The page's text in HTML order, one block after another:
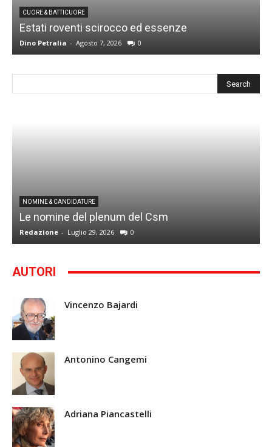
CUORE & BATTICUORE
Estati roventi scirocco ed essenze
Dino Petralia - Agosto 7, 2026 0
NOMINE & CANDIDATURE
Le nomine del plenum del Csm
Redazione - Luglio 29, 2026 0
AUTORI
Vincenzo Bajardi
Antonino Cangemi
Adriana Piancastelli